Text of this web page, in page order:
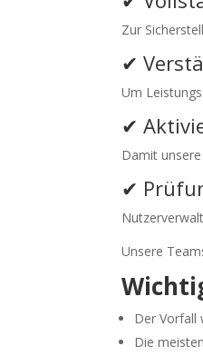
Zur
✔
Um
✔
Damit
✔
Unsere
Der Vorfall
Die